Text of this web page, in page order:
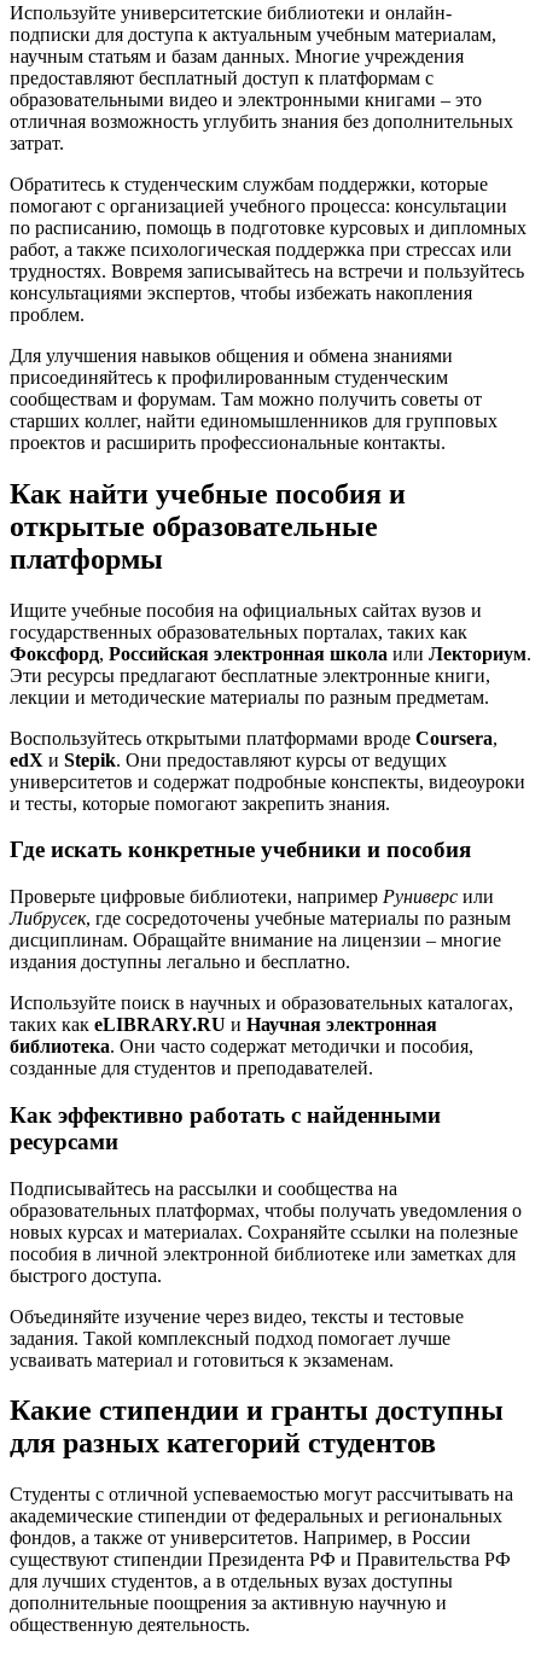
Используйте университетские библиотеки и онлайн-
подписки для доступа к актуальным учебным материалам,
научным статьям и базам данных. Многие учреждения
предоставляют бесплатный доступ к платформам с
образовательными видео и электронными книгами – это
отличная возможность углубить знания без дополнительных
затрат.
Обратитесь к студенческим службам поддержки, которые
помогают с организацией учебного процесса: консультации
по расписанию, помощь в подготовке курсовых и дипломных
работ, а также психологическая поддержка при стрессах или
трудностях. Вовремя записывайтесь на встречи и пользуйтесь
консультациями экспертов, чтобы избежать накопления
проблем.
Для улучшения навыков общения и обмена знаниями
присоединяйтесь к профилированным студенческим
сообществам и форумам. Там можно получить советы от
старших коллег, найти единомышленников для групповых
проектов и расширить профессиональные контакты.
Как найти учебные пособия и
открытые образовательные
платформы
Ищите учебные пособия на официальных сайтах вузов и
государственных образовательных порталах, таких как
Фоксфорд, Российская электронная школа или Лекториум.
Эти ресурсы предлагают бесплатные электронные книги,
лекции и методические материалы по разным предметам.
Воспользуйтесь открытыми платформами вроде Coursera,
edX и Stepik. Они предоставляют курсы от ведущих
университетов и содержат подробные конспекты, видеоуроки
и тесты, которые помогают закрепить знания.
Где искать конкретные учебники и пособия
Проверьте цифровые библиотеки, например Руниверс или
Либрусек, где сосредоточены учебные материалы по разным
дисциплинам. Обращайте внимание на лицензии – многие
издания доступны легально и бесплатно.
Используйте поиск в научных и образовательных каталогах,
таких как eLIBRARY.RU и Научная электронная
библиотека. Они часто содержат методички и пособия,
созданные для студентов и преподавателей.
Как эффективно работать с найденными
ресурсами
Подписывайтесь на рассылки и сообщества на
образовательных платформах, чтобы получать уведомления о
новых курсах и материалах. Сохраняйте ссылки на полезные
пособия в личной электронной библиотеке или заметках для
быстрого доступа.
Объединяйте изучение через видео, тексты и тестовые
задания. Такой комплексный подход помогает лучше
усваивать материал и готовиться к экзаменам.
Какие стипендии и гранты доступны
для разных категорий студентов
Студенты с отличной успеваемостью могут рассчитывать на
академические стипендии от федеральных и региональных
фондов, а также от университетов. Например, в России
существуют стипендии Президента РФ и Правительства РФ
для лучших студентов, а в отдельных вузах доступны
дополнительные поощрения за активную научную и
общественную деятельность.